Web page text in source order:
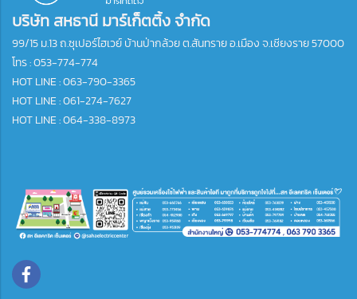
บริษัท สหธานี มาร์เก็ตติ้ง จำกัด
99/15 ม.13 ถ.ซุเปอร์ไฮเวย์ บ้านป่ากล้วย ต.สันทราย อ.เมือง จ.เชียงราย 57000
โทร :053-774-774
HOT LINE : 063-790-3365
HOT LINE : 061-274-7627
HOT LINE : 064-338-8973